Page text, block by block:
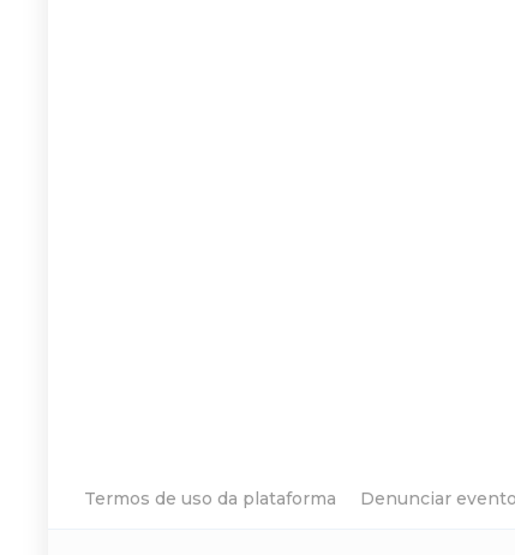
Termos de uso da plataforma Denunciar evento